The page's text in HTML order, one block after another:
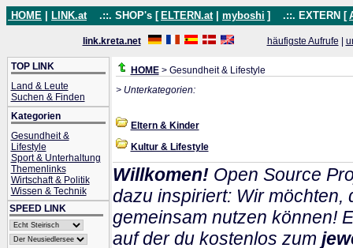
HOME LINK.at .::. SHOP's [ ELTERN.at myboshi ] .::. EXTERN [
link.kreta.net häufigste Aufrufe
TOP LINK
Land & Leute
Suchen & Finden
Kategorien
Gesundheit &
Lifestyle
Sport & Unterhaltung
Themenlinks
Wirtschaft & Politik
Wissen & Technik
SPEED LINK
HOME> Gesundheit & Lifestyle
> Unterkategorien:
Eltern & Kinder
Kultur & Lifestyle
Willkomen!Open Source
dazu inspiriert: Wir möchten,
gemeinsam nutzen können!
auf der du kostenlos zum